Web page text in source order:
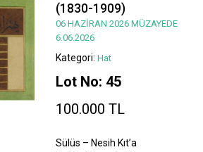
(1830-1909)
06 HAZİRAN 2026 MÜZAYEDE
6.06.2026
Kategori: Hat
Lot No: 45
100.000 TL
Sülüs – Nesih Kıt’a